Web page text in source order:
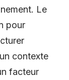
Le
pour
contexte
facteur